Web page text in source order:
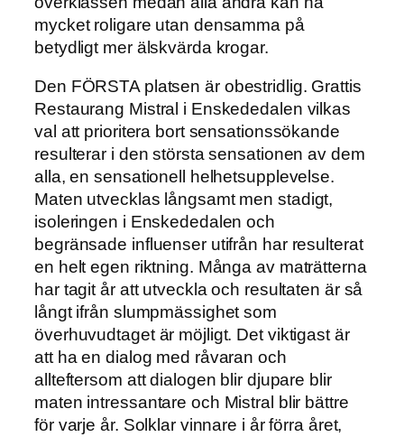
mycket roligare utan densamma på
betydligt mer älskvärda krogar.
Den FÖRSTA platsen är obestridlig. Grattis
Restaurang Mistral i Enskededalen vilkas
val att prioritera bort sensationssökande
resulterar i den största sensationen av dem
alla, en sensationell helhetsupplevelse.
Maten utvecklas långsamt men stadigt,
isoleringen i Enskededalen och
begränsade influenser utifrån har resulterat
en helt egen riktning. Många av maträtterna
har tagit år att utveckla och resultaten är så
långt ifrån slumpmässighet som
överhuvudtaget är möjligt. Det viktigast är
att ha en dialog med råvaran och
allteftersom att dialogen blir djupare blir
maten intressantare och Mistral blir bättre
för varje år. Solklar vinnare i år förra året,